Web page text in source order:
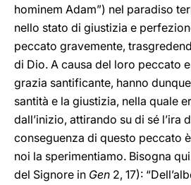
hominem Adam”) nel paradiso
nello stato di giustizia e
peccato gravemente,
di Dio. A causa del loro peccato
grazia santificante, hanno
santità e la giustizia, nella quale
dall’inizio, attirando su di sé l’ira
conseguenza di questo peccato
noi la sperimentiamo. Bisogna
del Signore in Gen 2, 17):